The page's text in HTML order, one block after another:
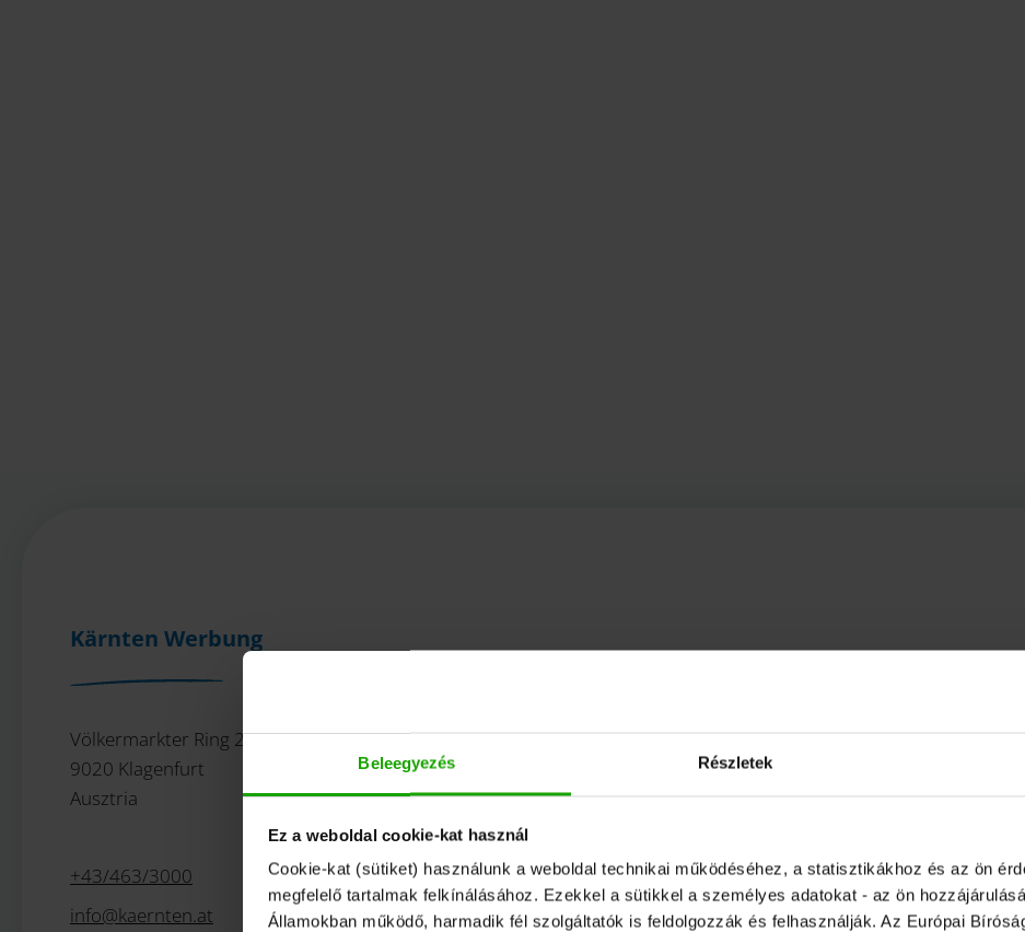
Beleegyezés Részletek
Ez a weboldal cookie-kat használ
Cookie-kat (sütiket) használunk a weboldal technikai működéséhez, a statisztikákhoz és az ön
megfelelő tartalmak felkínálásához. Ezekkel a sütikkel a személyes adatokat - az ön
Államokban működő, harmadik fél szolgáltatók is feldolgozzák és felhasználják. Az Európai
Kärnten Werbung
Völkermarkter Ring 21 - 23
9020 Klagenfurt
Ausztria
+43/463/3000
info@kaernten at